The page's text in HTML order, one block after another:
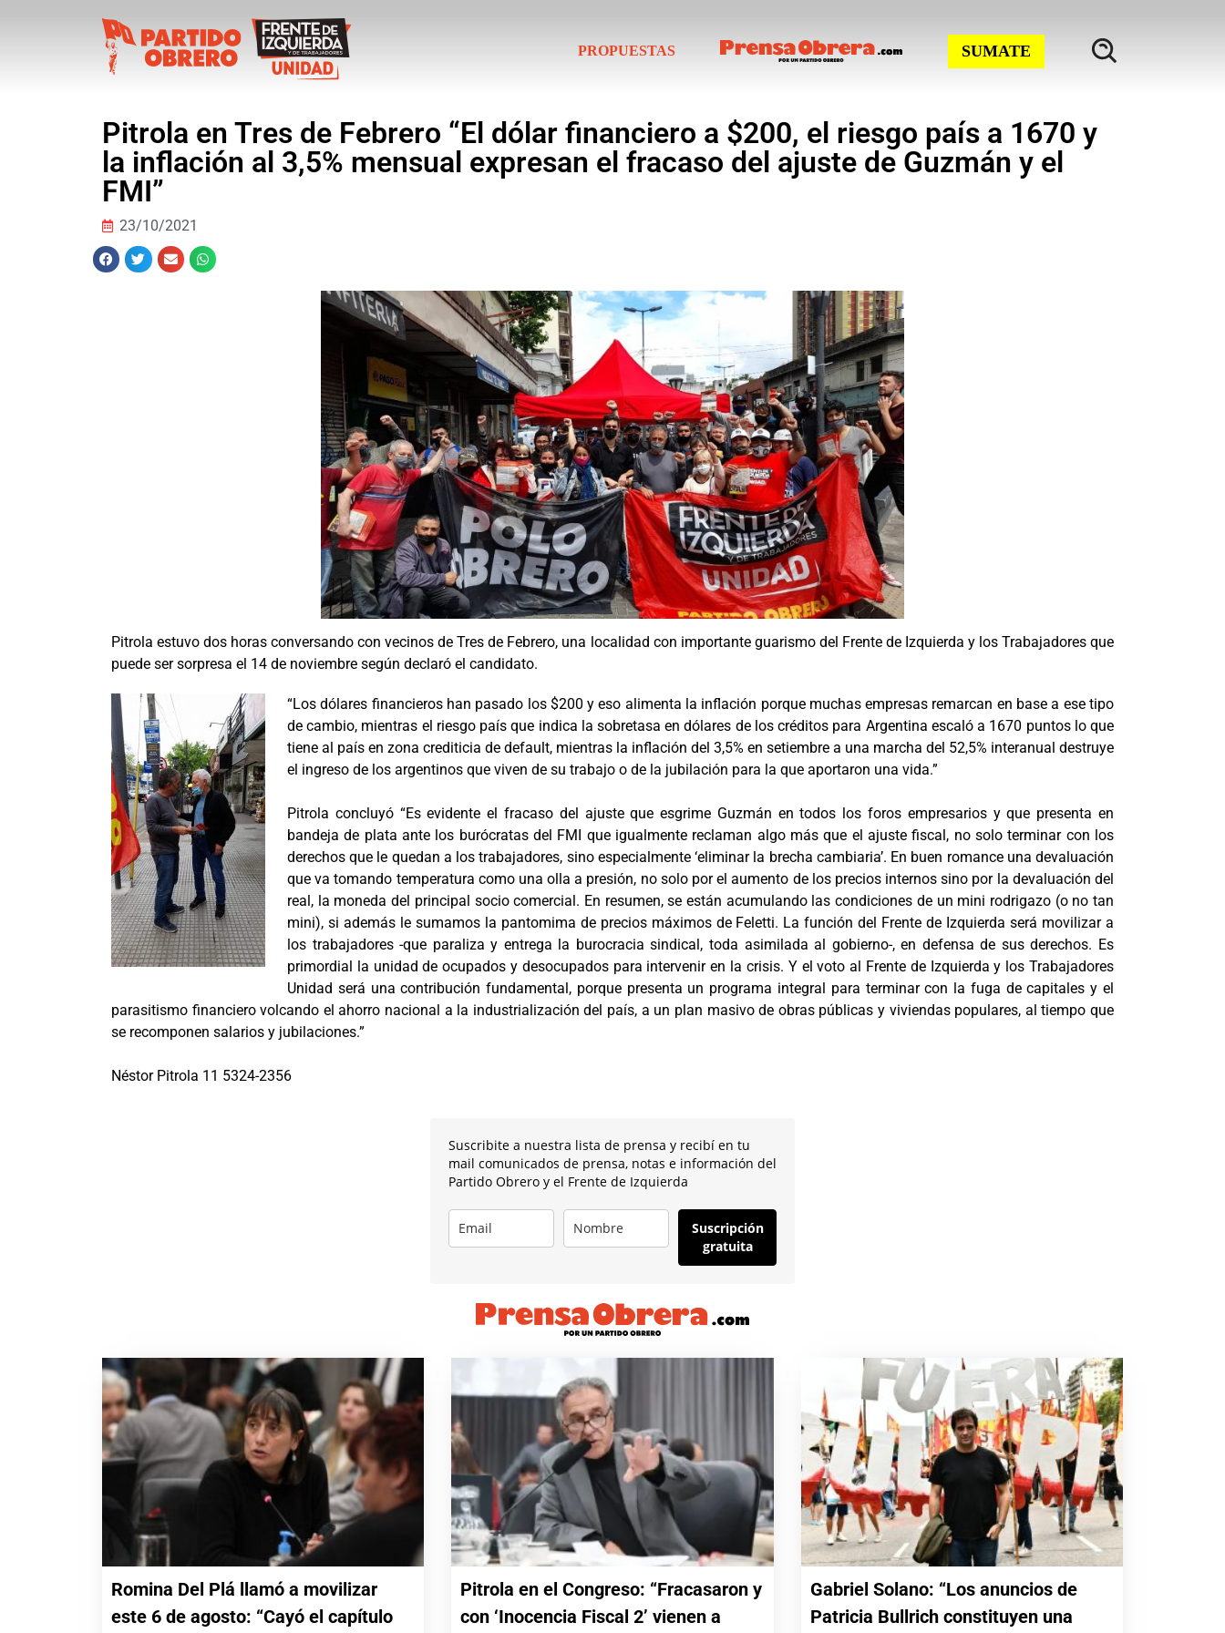
PROPUESTAS SUMATE
Pitrola en Tres de Febrero “El dólar financiero a $200, el riesgo país a 1670 y
la inflación al 3,5% mensual expresan el fracaso del ajuste de Guzmán y el
FMI”
23/10/2021
Pitrola estuvo dos horas conversando con vecinos de Tres de Febrero, una localidad con importante guarismo del Frente de Izquierda y los Trabajadores que
puede ser sorpresa el 14 de noviembre según declaró el candidato.
“Los dólares financieros han pasado los $200 y eso alimenta la inflación porque muchas empresas remarcan en base a ese tipo
de cambio, mientras el riesgo país que indica la sobretasa en dólares de los créditos para Argentina escaló a 1670 puntos lo que
tiene al país en zona crediticia de default, mientras la inflación del 3,5% en setiembre a una marcha del 52,5% interanual destruye
el ingreso de los argentinos que viven de su trabajo o de la jubilación para la que aportaron una vida.”
Pitrola concluyó “Es evidente el fracaso del ajuste que esgrime Guzmán en todos los foros empresarios y que presenta en
bandeja de plata ante los burócratas del FMI que igualmente reclaman algo más que el ajuste fiscal, no solo terminar con los
derechos que le quedan a los trabajadores, sino especialmente ‘eliminar la brecha cambiaria’. En buen romance una devaluación
que va tomando temperatura como una olla a presión, no solo por el aumento de los precios internos sino por la devaluación del
real, la moneda del principal socio comercial. En resumen, se están acumulando las condiciones de un mini rodrigazo (o no tan
mini), si además le sumamos la pantomima de precios máximos de Feletti. La función del Frente de Izquierda será movilizar a
los trabajadores -que paraliza y entrega la burocracia sindical, toda asimilada al gobierno-, en defensa de sus derechos. Es
primordial la unidad de ocupados y desocupados para intervenir en la crisis. Y el voto al Frente de Izquierda y los Trabajadores
Unidad será una contribución fundamental, porque presenta un programa integral para terminar con la fuga de capitales y el
parasitismo financiero volcando el ahorro nacional a la industrialización del país, a un plan masivo de obras públicas y viviendas populares, al tiempo que
se recomponen salarios y jubilaciones.”
Néstor Pitrola 11 5324-2356
Suscribite a nuestra lista de prensa y recibí en tu
mail comunicados de prensa, notas e información del
Partido Obrero y el Frente de Izquierda
Suscripción
gratuita
Romina Del Plá llamó a movilizar
este 6 de agosto: “Cayó el capítulo
Pitrola en el Congreso: “Fracasaron y
con ‘Inocencia Fiscal 2’ vienen a
Gabriel Solano: “Los anuncios de
Patricia Bullrich constituyen una